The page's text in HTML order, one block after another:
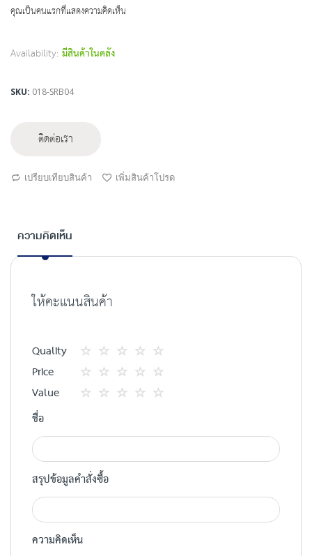
คุณเป็นคนแรกที่แสดงความคิดเห็น
Availability: มีสินค้าในคลัง
SKU 018-SRB04
ติดต่อเรา
เปรียบเทียบสินค้า เพิ่มสินค้าโปรด
ความคิดเห็น
ให้คะแนนสินค้า
Quality
1
star
2
ดาว
3
ดาว
4
ดาว
5
ดาว
Price
1
2
3
4
5
Value
ชื่อ
สรุปข้อมูลคำสั่งซื้อ
ความคิดเห็น